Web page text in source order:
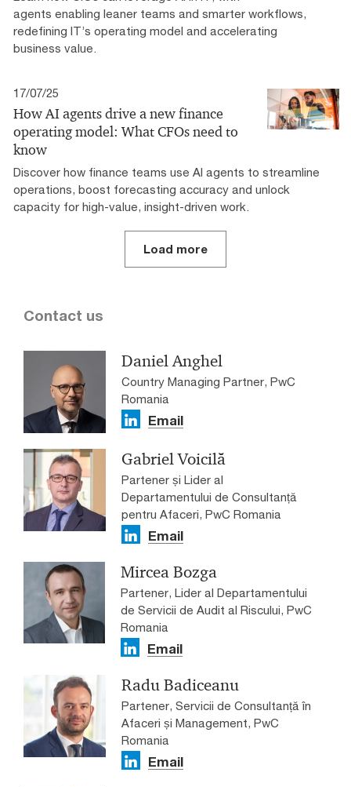
agents enabling leaner teams and smarter workflows,
redefining IT’s operating model and accelerating
business value.
17/07/25
How AI agents drive a new finance
operating model: What CFOs need to
know
Discover how finance teams use AI agents to streamline
operations, boost forecasting accuracy and unlock
capacity for high-value, insight-driven work.
Load more
Contact us
Daniel Anghel
Country Managing Partner, PwC
Romania
Email
Gabriel Voicilă
Partener și Lider al
Departamentului de Consultanță
pentru Afaceri, PwC Romania
Email
Mircea Bozga
Partener, Lider al Departamentului
de Servicii de Audit al Riscului, PwC
Romania
Email
Radu Badiceanu
Partener, Servicii de Consultanță în
Afaceri și Management, PwC
Romania
Email